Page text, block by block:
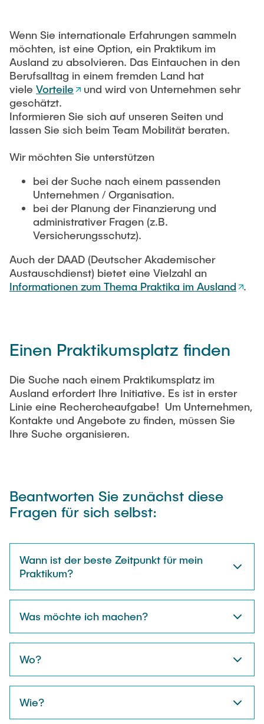
Pressemitteilungen
Flyer und Broschüren
Magazin spektrum
Veranstaltungen
Merchandise-Shop
Arbeiten an der TU Hamburg
Berufsausbildung und Praktika
Berufungen
Neue Mitarbeitende
Intern
Neu an der TUHH
Rund ums Studium
Studienorganisation
AI in Education
Für Absolventinnen und Absolventen
Alumni
Berufseinstieg - Career Center
Graduiertenakademie
Promotion und Habilitation
Wissenschaftliche Weiterbildung
Lehre und Lernen
Best Practices Lehre
Lehre im europäischen Verbund (ECIU)
Forschungsförderung
Early Career Researchers
Gute Wissenschaftliche Praxis
Future Lectures
Team
Neues aus der Forschung &
Transfer
Interdisziplinärer Workshop des FSP
„Biobasierte Prozesse und
Forschung und Institute
Technologie und Innovation in der Bildung
News
Studiengänge
Forschung und Institute
Management-Wissenschaften und Technologie
Studiengänge
Forschung und Institute
Maschinenbau
Studiengänge
Forschung und Institute
Institute im Überblick
Intercultural Hub
(Gast)Wissenschaftler*innen
Partnerships and Strategy
Partnerhochschulen Studierendenaustausch
Eine Partnerschaft vereinbaren
Strategie
Contacts & International Team
Wenn Sie internationale Erfahrungen sammeln
möchten, ist eine Option, ein Praktikum im
Ausland zu absolvieren. Das Eintauchen in den
Berufsalltag in einem fremden Land hat
viele Vorteile
und wird von Unternehmen sehr
geschätzt.
Informieren Sie sich auf unseren Seiten und
lassen Sie sich beim Team Mobilität beraten.
Wir möchten Sie unterstützen
bei der Suche nach einem passenden
Unternehmen / Organisation.
bei der Planung der Finanzierung und
administrativer Fragen (z.B.
Versicherungsschutz).
Auch der DAAD (Deutscher Akademischer
Austauschdienst) bietet eine Vielzahl an
Informationen zum Thema Praktika im Ausland
.
Einen Praktikumsplatz finden
Die Suche nach einem Praktikumsplatz im
Ausland erfordert Ihre Initiative. Es ist in erster
Linie eine Rechercheaufgabe! Um Unternehmen,
Kontakte und Angebote zu finden, müssen Sie
Ihre Suche organisieren.
Beantworten Sie zunächst diese
Fragen für sich selbst:
Wann ist der beste Zeitpunkt für mein
Praktikum?
Was möchte ich machen?
Wo?
Wie?